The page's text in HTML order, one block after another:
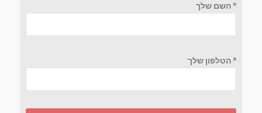
* השם שלך
* הטלפון שלך